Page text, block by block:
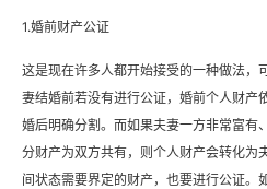
1.婚前财产公证
这是现在许多人都开始接受的一种做法，
妻结婚前若没有进行公证，婚前个人财产
婚后明确分割。而如果夫妻一方非常富有
分财产为双方共有，则个人财产会转化为
间状态需要界定的财产，也要进行公证。